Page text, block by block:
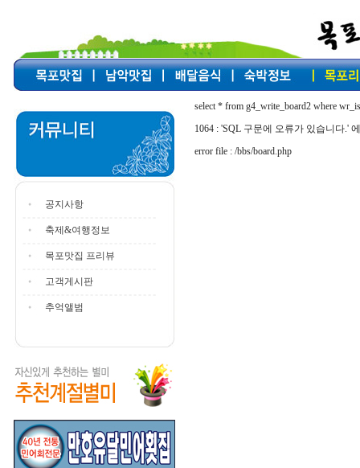
공지사항
축제&여행정보
목포맛집 프리뷰
고객게시판
추억앨범
select * from g4_write_board2 where
1064 : 'SQL 구문에 오류가 있습니다.'
error file : /bbs/board.php